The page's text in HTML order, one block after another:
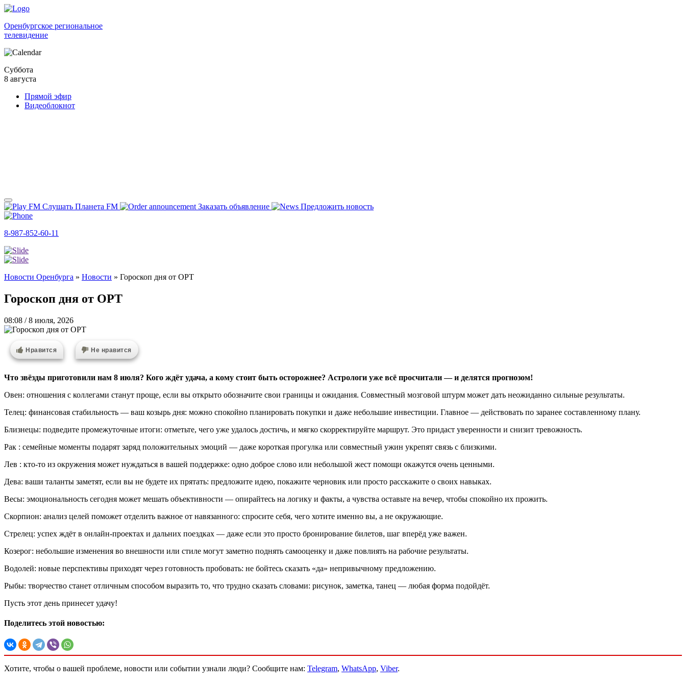
Оренбургское региональное
телевидение
Суббота
8 августа
Прямой эфир
Видеоблокнот
Слушать Планета FM Заказать объявление Предложить новость
8-987-852-60-11
Новости Оренбурга » Новости » Гороскоп дня от ОРТ
Гороскоп дня от ОРТ
08:08 / 8 июля, 2026
Нравится Не нравится
Что звёзды приготовили нам 8 июля? Кого ждёт удача, а кому стоит быть осторожнее? Астрологи уже всё просчитали — и делятся прогнозом!
Овен: отношения с коллегами станут проще, если вы открыто обозначите свои границы и ожидания. Совместный мозговой штурм может дать неожиданно сильные результаты.
Телец: финансовая стабильность — ваш козырь дня: можно спокойно планировать покупки и даже небольшие инвестиции. Главное — действовать по заранее составленному плану.
Близнецы: подведите промежуточные итоги: отметьте, чего уже удалось достичь, и мягко скорректируйте маршрут. Это придаст уверенности и снизит тревожность.
Рак : семейные моменты подарят заряд положительных эмоций — даже короткая прогулка или совместный ужин укрепят связь с близкими.
Лев : кто‑то из окружения может нуждаться в вашей поддержке: одно доброе слово или небольшой жест помощи окажутся очень ценными.
Дева: ваши таланты заметят, если вы не будете их прятать: предложите идею, покажите черновик или просто расскажите о своих навыках.
Весы: эмоциональность сегодня может мешать объективности — опирайтесь на логику и факты, а чувства оставьте на вечер, чтобы спокойно их прожить.
Скорпион: анализ целей поможет отделить важное от навязанного: спросите себя, чего хотите именно вы, а не окружающие.
Стрелец: успех ждёт в онлайн‑проектах и дальних поездках — даже если это просто бронирование билетов, шаг вперёд уже важен.
Козерог: небольшие изменения во внешности или стиле могут заметно поднять самооценку и даже повлиять на рабочие результаты.
Водолей: новые перспективы приходят через готовность пробовать: не бойтесь сказать «да» непривычному предложению.
Рыбы: творчество станет отличным способом выразить то, что трудно сказать словами: рисунок, заметка, танец — любая форма подойдёт.
Пусть этот день принесет удачу!
Поделитесь этой новостью:
Хотите, чтобы о вашей проблеме, новости или событии узнали люди? Сообщите нам: Telegram, WhatsApp, Viber.